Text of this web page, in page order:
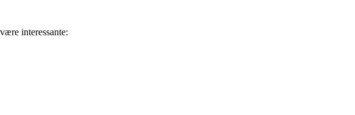
interessante: